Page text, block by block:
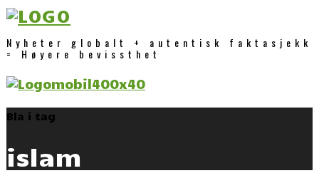
Nyheter globalt + autentisk faktasjekk
= Høyere bevissthet
Bla i tag
islam